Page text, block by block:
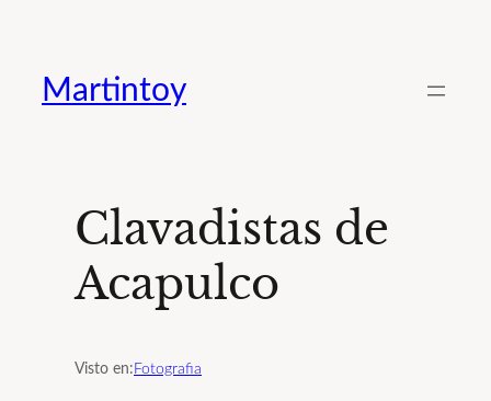
contenido
Martintoy
Clavadistas de
Acapulco
Visto en: Fotografia